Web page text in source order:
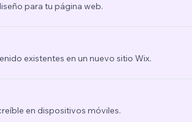
para tu página web.
existentes en un nuevo sitio Wix.
en dispositivos móviles.